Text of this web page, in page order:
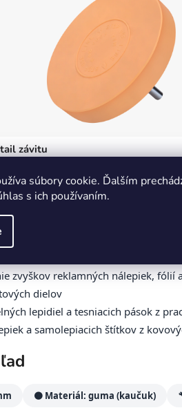
súbory cookie. Ďalším
s ich používaním.
závitu
kotúča v stroji.
rýchlo a bezpečne odstrániť
zvyškov reklamných nálepiek, fólií
dielov
lepidiel a tesniacich pások z
a samolepiacich štítkov z
🟤 Materiál: guma (kaučuk)